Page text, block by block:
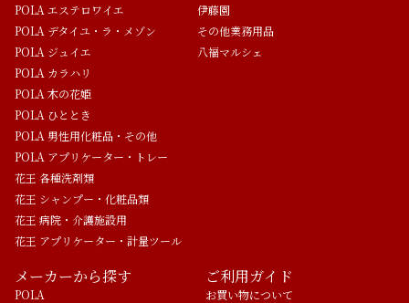
POLA エステロワイエ
POLA デタイユ・ラ・メゾン
POLA ジュイエ
POLA カラハリ
POLA 木の花姫
POLA ひととき
POLA 男性用化粧品・その他
POLA アプリケーター・トレー
花王 各種洗剤類
花王 シャンプー・化粧品類
花王 病院・介護施設用
花王 アプリケーター・計量ツール
伊藤園
その他業務用品
八福マルシェ
メーカーから探す
POLA
ご利用ガイド
お買い物について